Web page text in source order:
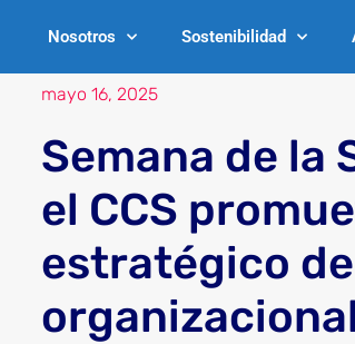
Nosotros Sostenibilidad
mayo 16, 2025
Semana de la
el CCS
estratégico
organizacional